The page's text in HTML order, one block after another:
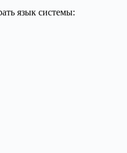
язык системы: